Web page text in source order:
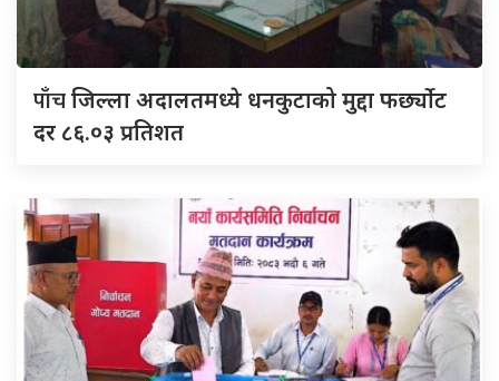
पाँचजिल्ला अदालतमध्ये धनकुटाको मुद्दा फर्छ्योट
दर ८६.०३ प्रतिशत